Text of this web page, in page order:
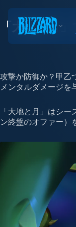
「大地と月
攻撃か防御か？甲乙
メンタルダメージを
「大地と月」はシ
ン終盤のオファー）